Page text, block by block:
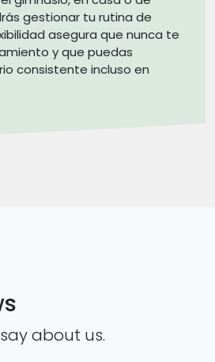
gestionar tu rutina de
asegura que nunca te
y que puedas
consistente incluso en
about us.